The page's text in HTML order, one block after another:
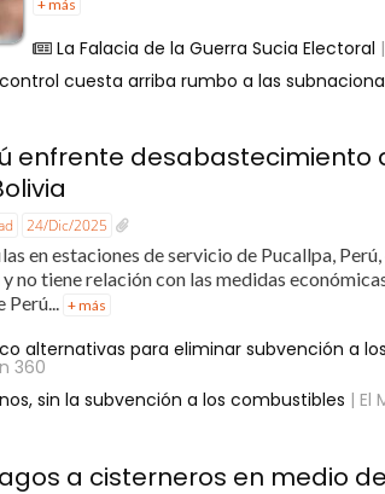
+ más
La Falacia de la Guerra Sucia Electoral
control cuesta arriba rumbo a las
enfrente
24/Dic/2025
en estaciones de servicio de Pucallpa,
no tiene relación con las medidas
Perú... + más
alternativas para eliminar subvención a
360
sin la subvención a los combustibles | El
a cisterneros en medio